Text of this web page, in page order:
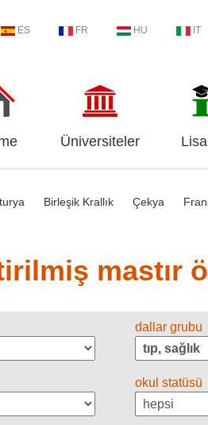
ES FR HU IT
Üniversiteler
Birleşik Krallık Çekya
mastır
dallar grubu
okul statüsü